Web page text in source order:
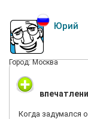
Юрий
Город: Москва
Когда задумался